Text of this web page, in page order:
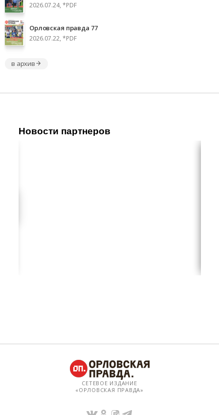
2026.07.24, *PDF
Орловская правда 77
2026.07.22, *PDF
в архив
Новости партнеров
СЕТЕВОЕ ИЗДАНИЕ
«ОРЛОВСКАЯ ПРАВДА»